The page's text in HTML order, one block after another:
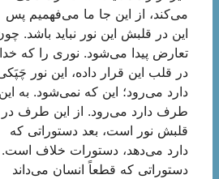
می‌كند، از این جا ما می‌فهمیم پس
این در قلبش این نور نباید باشد. چون
تعارض پیدا می‌شود. نوری را كه خدا
در قلب این قرار داده، این نور چَپَكی
دارد می‌رود؛ این كه نمی‌شود. به این
طرف دارد می‌رود. از این طرف در
قلبش نور است، بعد دستوراتی كه
دارد می‌دهد، دستورات خلاف است.
دستوراتی كه قطعاً انسان می‌داند